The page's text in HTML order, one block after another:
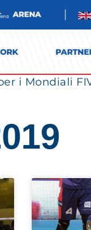
i Mondiali